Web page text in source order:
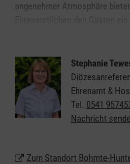
angenehmer Atmosphäre
abwechselungsreiches
Im Mittelpunkt steht die
Gleichzeitig dient das Café
Angehörigen.
In der Diözese Osnabrück
Stephanie
Ehrenamt &
Tel. 0541
Nachricht
Zum Standort Bohmte-